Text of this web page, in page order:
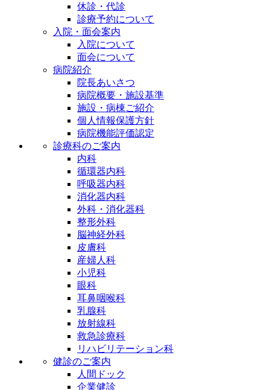
休診・代診
診療予約について
入院・面会案内
入院について
面会について
病院紹介
院長あいさつ
病院概要・施設基準
施設・病棟ご紹介
個人情報保護方針
病院機能評価認定
診療科のご案内
内科
循環器内科
呼吸器内科
消化器内科
外科・消化器科
整形外科
脳神経外科
皮膚科
産婦人科
小児科
眼科
耳鼻咽喉科
乳腺科
放射線科
救急診療科
リハビリテーション科
健診のご案内
人間ドック
企業健診